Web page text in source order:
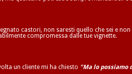
castori, non saresti quello che sei e
compromessa dalle tue vignette.
un cliente mi ha chiesto "Ma lo possiamo